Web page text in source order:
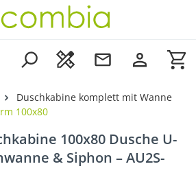
Duschkabine komplett mit Wanne
100x80
100x80 Dusche U-
& Siphon – AU2S-